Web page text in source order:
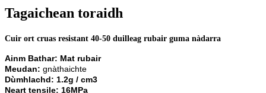
Tagaichean toraidh
Cuir ort cruas resistant 40-50 duilleag rubair guma nàdarra
Ainm Bathar: Mat rubair
Meudan: gnàthaichte
Dùmhlachd: 1.2g / cm3
Neart tensile: 16MPa